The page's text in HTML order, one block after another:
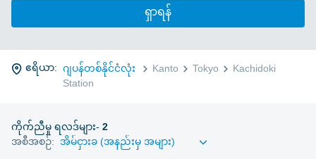
ရှာရန်
ဧရိယာ: ဂျပန်တစ်နိုင်ငံလုံး Kanto Tokyo Kachidoki
Station
ကိုက်ညီမှု ရလဒ်များ-2
အစီအစဉ်: